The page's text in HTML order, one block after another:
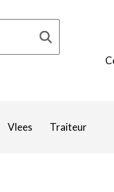
Vlees Traiteur